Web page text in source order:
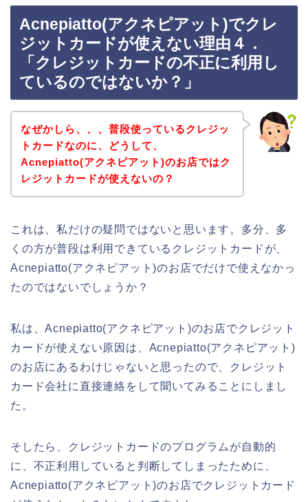
Acnepiatto(アクネピアット)でクレ
ジットカードが使えない理由４．
「クレジットカードの不正に利用し
ているのではないか？」
なぜかしら、、、普段使っているクレジッ
トカードなのに、どうして、
Acnepiatto(アクネピアット)のお店ではク
レジットカードが使えないの？
これは、私だけの疑問ではないと思います。多分、多
くの方が普段は利用できているクレジットカードが、
Acnepiatto(アクネピアット)のお店でだけで使えなかっ
たのではないでしょうか？
私は、Acnepiatto(アクネピアット)のお店でクレジット
カードが使えない原因は、Acnepiatto(アクネピアット)
のお店にあるわけじゃないと思ったので、クレジット
カード会社に直接連絡をして聞いてみることにしまし
た。
そしたら、クレジットカードのプログラムが自動的
に、不正利用していると判断してしまったために、
Acnepiatto(アクネピアット)のお店でクレジットカード